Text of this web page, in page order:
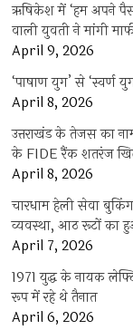
ऋषिकेश में ‘हम अपने
वाली युवती ने मांगी
April 9, 2026
‘पाषाण युग’ से ‘स्वर्ण
April 8, 2026
उत्तराखंड के तेजस का
के FIDE रैंक शतरंज
April 8, 2026
चारधाम हेली सेवा
व्यवस्था, आठ रूटों का
April 7, 2026
1971 युद्ध के नायक
रूप में रहे थे तैनात
April 6, 2026